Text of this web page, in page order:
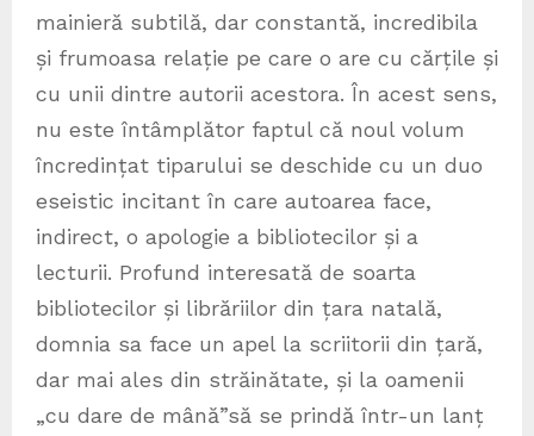
mainieră subtilă, dar constantă, incredibila
și frumoasa relație pe care o are cu cărțile și
cu unii dintre autorii acestora. În acest sens,
nu este întâmplător faptul că noul volum
încredințat tiparului se deschide cu un duo
eseistic incitant în care autoarea face,
indirect, o apologie a bibliotecilor și a
lecturii. Profund interesată de soarta
bibliotecilor și librăriilor din țara natală,
domnia sa face un apel la scriitorii din țară,
dar mai ales din străinătate, și la oamenii
„cu dare de mână”să se prindă într-un lanț